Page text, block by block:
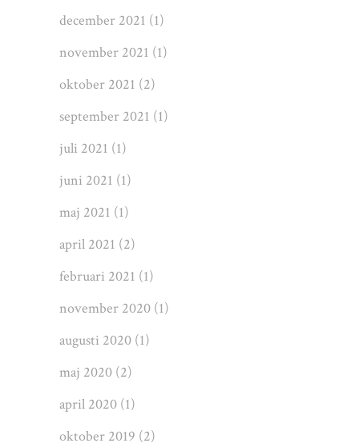
december 2021 (1)
november 2021 (1)
oktober 2021 (2)
september 2021 (1)
juli 2021 (1)
juni 2021 (1)
maj 2021 (1)
april 2021 (2)
februari 2021 (1)
november 2020 (1)
augusti 2020 (1)
maj 2020 (2)
april 2020 (1)
oktober 2019 (2)